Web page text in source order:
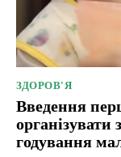
ЗДОРОВ'Я
Введення
організувати
годування